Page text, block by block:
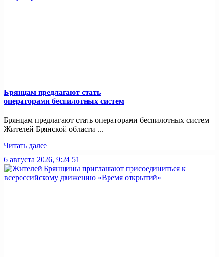
Брянцам предлагают стать
оперaторами бeспилотных систeм
Брянцам предлагают стать оперaторами бeспилотных систeм
Жителей Брянской области ...
Читать далее
6 августа 2026, 9:24 51